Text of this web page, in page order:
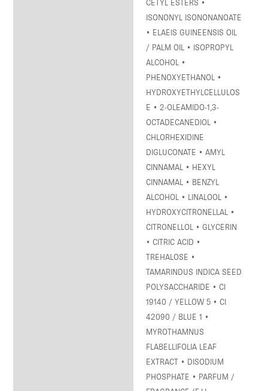
CETYL ESTERS •
ISONONYL ISONONANOATE
• ELAEIS GUINEENSIS OIL
/ PALM OIL • ISOPROPYL
ALCOHOL •
PHENOXYETHANOL •
HYDROXYETHYLCELLULOS
E • 2-OLEAMIDO-1,3-
OCTADECANEDIOL •
CHLORHEXIDINE
DIGLUCONATE • AMYL
CINNAMAL • HEXYL
CINNAMAL • BENZYL
ALCOHOL • LINALOOL •
HYDROXYCITRONELLAL •
CITRONELLOL • GLYCERIN
• CITRIC ACID •
TREHALOSE •
TAMARINDUS INDICA SEED
POLYSACCHARIDE • CI
19140 / YELLOW 5 • CI
42090 / BLUE 1 •
MYROTHAMNUS
FLABELLIFOLIA LEAF
EXTRACT • DISODIUM
PHOSPHATE • PARFUM /